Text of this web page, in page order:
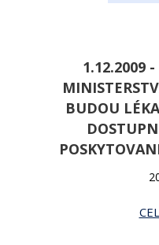
1.12.2009
BUDOU